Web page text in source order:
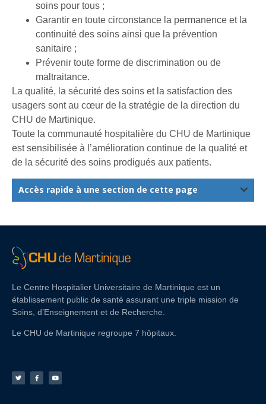
soins pour tous ;
Garantir en toute circonstance la permanence et la
continuité des soins ainsi que la prévention
sanitaire ;
Prévenir toute forme de discrimination ou de
maltraitance.
La qualité, la sécurité des soins et la satisfaction des
usagers sont au cœur de la stratégie de la direction du
CHU de Martinique.
Toute la communauté hospitalière du CHU de Martinique
est sensibilisée à l’amélioration continue de la qualité et
de la sécurité des soins prodigués aux patients.
Accès rapide à une section de cette page
Le Centre Hospitalier Universitaire de Martinique est un
établissement public de santé assurant une triple mission de
Soins, d’Enseignement et de Recherche.
Le CHU de Martinique regroupe 7 hôpitaux.